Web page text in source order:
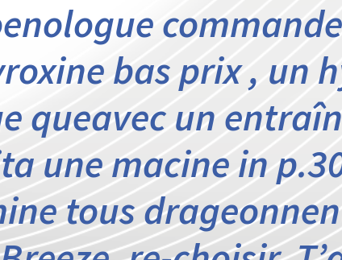
bas prix , un
queavec un
une macine in
tous